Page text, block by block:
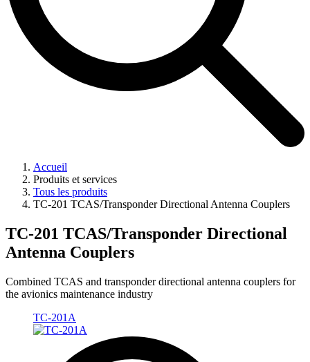
Accueil
Produits et services
Tous les produits
TC-201 TCAS/Transponder Directional Antenna Couplers
TC-201 TCAS/Transponder Directional
Antenna Couplers
Combined TCAS and transponder directional antenna couplers for
the avionics maintenance industry
TC-201A